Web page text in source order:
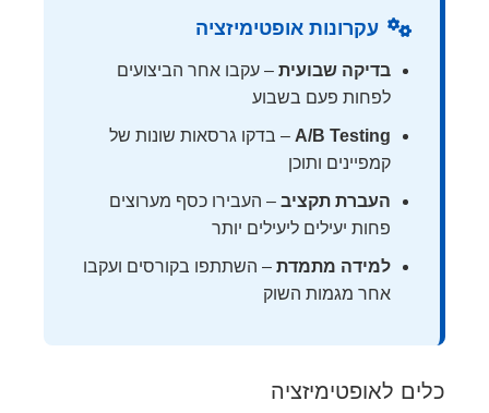
עקרונות אופטימיזציה
בדיקה שבועית – עקבו אחר הביצועים
לפחות פעם בשבוע
A/B Testing – בדקו גרסאות שונות של
קמפיינים ותוכן
העברת תקציב – העבירו כסף מערוצים
פחות יעילים ליעילים יותר
למידה מתמדת – השתתפו בקורסים ועקבו
אחר מגמות השוק
כלים לאופטימיזציה